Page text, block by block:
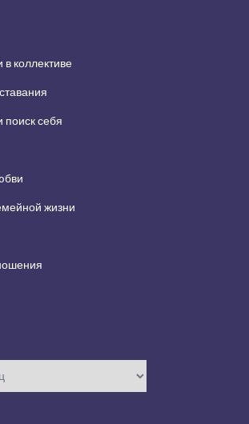
коллективе
поиск себя
жизни